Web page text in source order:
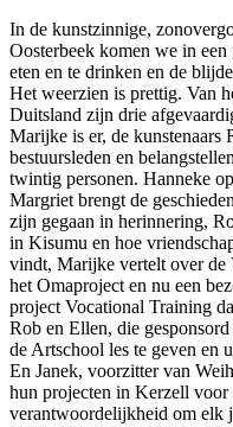
In de kunstzinnige,
Oosterbeek komen we in
eten en te drinken en de
Het weerzien is prettig. Van
Duitsland zijn drie
Marijke is er, de kunstenaars
bestuursleden en
twintig personen. Hanneke
Margriet brengt de
zijn gegaan in herinnering,
in Kisumu en hoe
vindt, Marijke vertelt over de
het Omaproject en nu een
project Vocational Training
Rob en Ellen, die
de Artschool les te geven en
En Janek, voorzitter van
hun projecten in Kerzell voor
verantwoordelijkheid om elk